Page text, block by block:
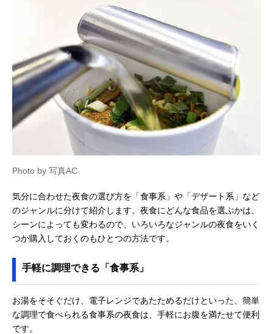
Photo by 写真AC
気分に合わせた夜食の選び方を「食事系」や「デザート系」など
のジャンルに分けて紹介します。夜食にどんな食品を選ぶかは、
シーンによっても変わるので、いろいろなジャンルの夜食をいく
つか購入しておくのもひとつの方法です。
手軽に調理できる「食事系」
お湯をそそぐだけ、電子レンジであたためるだけといった、簡単
な調理で食べられる食事系の夜食は、手軽にお腹を満たせて便利
です。